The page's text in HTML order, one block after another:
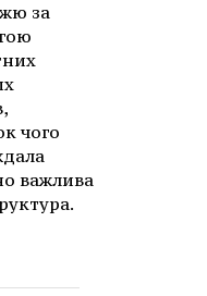
за
чого
важлива